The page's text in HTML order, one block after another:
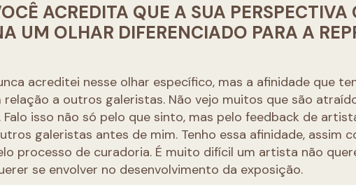
ACREDITA QUE A SUA
UM OLHAR DIFERENCIADO PARA A
acreditei nesse olhar específico, mas a afinidade que
a outros galeristas. Não vejo muitos que são
isso não só pelo que sinto, mas pelo feedback de
galeristas antes de mim. Tenho essa afinidade, assim
processo de curadoria. É muito difícil um artista não
se envolver no desenvolvimento da exposição.